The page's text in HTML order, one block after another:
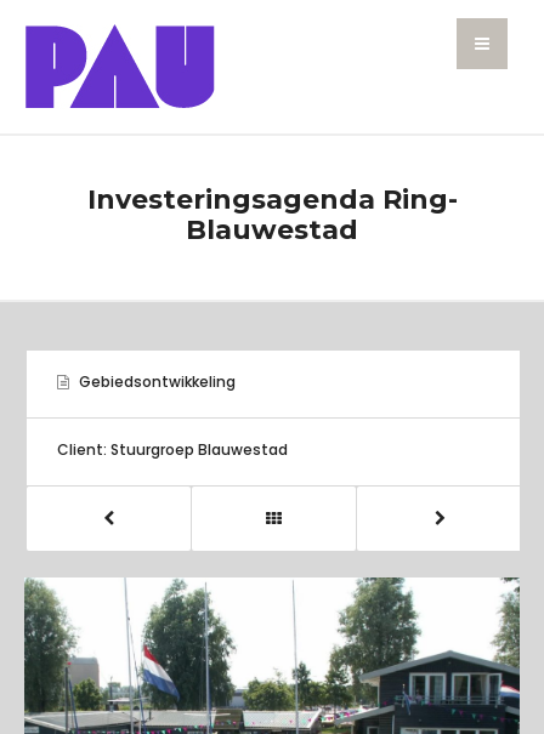
Investeringsagenda Ring-
Blauwestad
Gebiedsontwikkeling
Client: Stuurgroep Blauwestad